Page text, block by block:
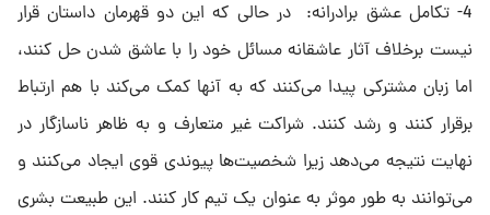
4- تکامل عشق برادرانه: در حالی که این دو قهرمان داستان قرار
نیست برخلاف آثار عاشقانه مسائل خود را با عاشق شدن حل کنند،
اما زبان مشترکی پیدا می‌کنند که به آنها کمک می‌کند با هم ارتباط
برقرار کنند و رشد کنند. شراکت غیر متعارف و به ظاهر ناسازگار در
نهایت نتیجه می‌دهد زیرا شخصیت‌ها پیوندی قوی ایجاد می‌کنند و
می‌توانند به طور موثر به عنوان یک تیم کار کنند. این طبیعت بشری